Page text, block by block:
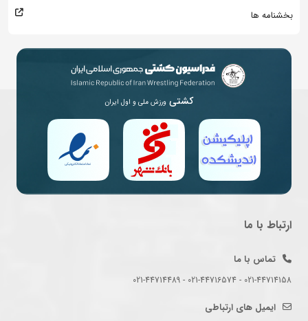
بخشنامه ها
کشتی ورزش ملی و اول ایران
ارتباط با ما
تماس با ما
021-44714158 - 021-44716574 - 021-44714489
ایمیل های ارتباطی